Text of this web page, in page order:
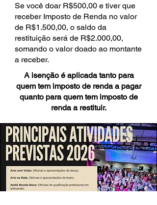
Se você doar R$500,00 e tiver que
receber Imposto de Renda no valor
de R$1.500,00, o saldo da
restituição será de R$2.000,00,
somando o valor doado ao montante
a receber.
A isenção é aplicada tanto para
quem tem imposto de renda a pagar
quanto para quem tem imposto de
renda a restituir.